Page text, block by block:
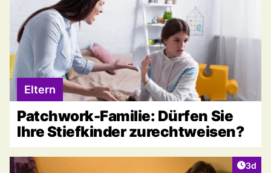
Eltern
Patchwork-Familie: Dürfen Sie
Ihre Stiefkinder zurechtweisen?
3d